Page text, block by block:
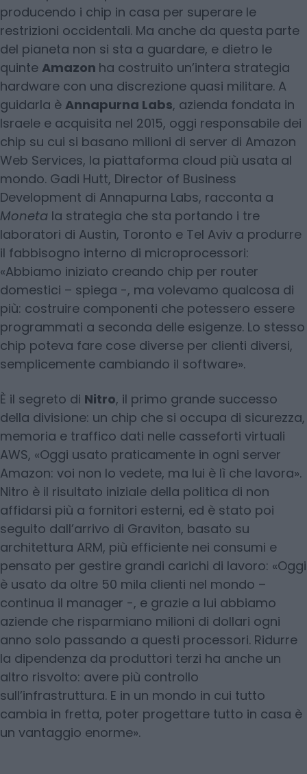
producendo i chip in casa per superare le
restrizioni occidentali. Ma anche da questa parte
del pianeta non si sta a guardare, e dietro le
quinte Amazon ha costruito un’intera strategia
hardware con una discrezione quasi militare. A
guidarla è Annapurna Labs, azienda fondata in
Israele e acquisita nel 2015, oggi responsabile dei
chip su cui si basano milioni di server di Amazon
Web Services, la piattaforma cloud più usata al
mondo. Gadi Hutt, Director of Business
Development di Annapurna Labs, racconta a
Moneta la strategia che sta portando i tre
laboratori di Austin, Toronto e Tel Aviv a produrre
il fabbisogno interno di microprocessori:
«Abbiamo iniziato creando chip per router
domestici – spiega -, ma volevamo qualcosa di
più: costruire componenti che potessero essere
programmati a seconda delle esigenze. Lo stesso
chip poteva fare cose diverse per clienti diversi,
semplicemente cambiando il software».
È il segreto di Nitro, il primo grande successo
della divisione: un chip che si occupa di sicurezza,
memoria e traffico dati nelle casseforti virtuali
AWS, «Oggi usato praticamente in ogni server
Amazon: voi non lo vedete, ma lui è lì che lavora».
Nitro è il risultato iniziale della politica di non
affidarsi più a fornitori esterni, ed è stato poi
seguito dall’arrivo di Graviton, basato su
architettura ARM, più efficiente nei consumi e
pensato per gestire grandi carichi di lavoro: «Oggi
è usato da oltre 50 mila clienti nel mondo –
continua il manager -, e grazie a lui abbiamo
aziende che risparmiano milioni di dollari ogni
anno solo passando a questi processori. Ridurre
la dipendenza da produttori terzi ha anche un
altro risvolto: avere più controllo
sull’infrastruttura. E in un mondo in cui tutto
cambia in fretta, poter progettare tutto in casa è
un vantaggio enorme».